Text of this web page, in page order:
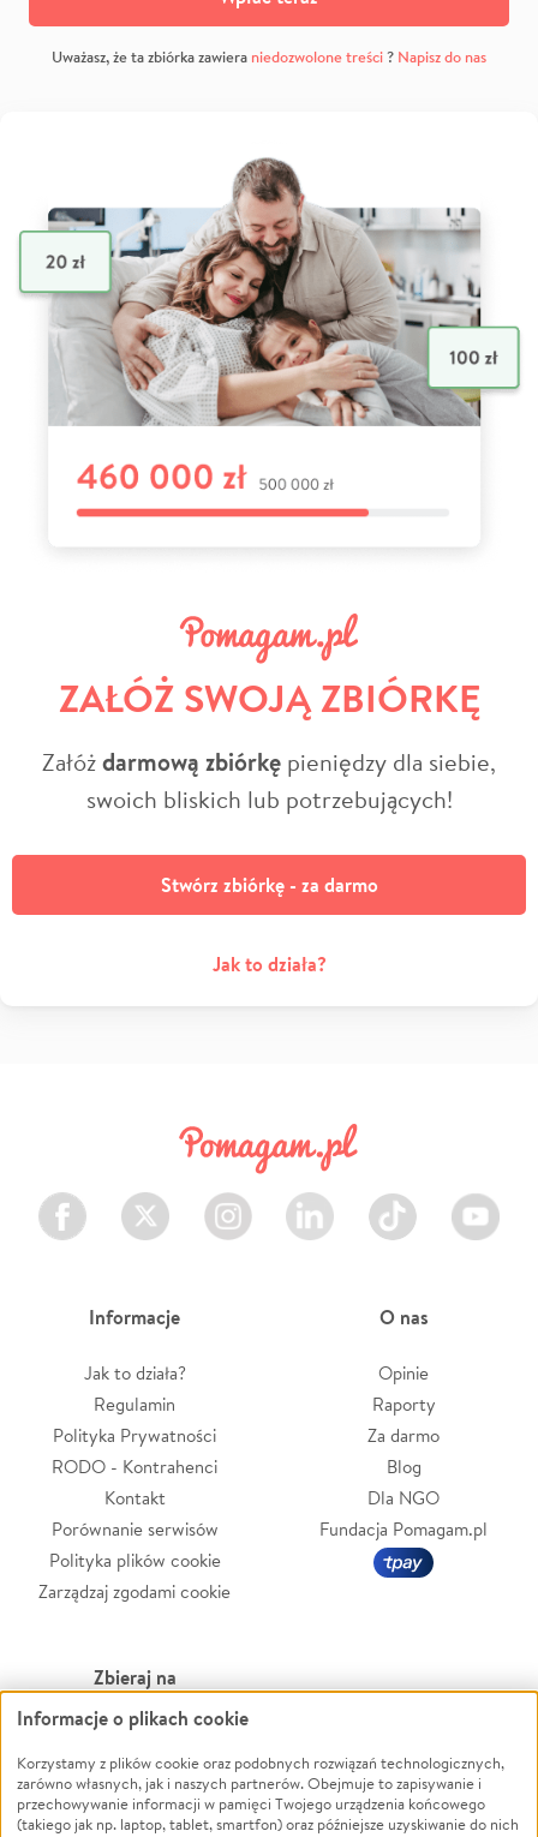
Uważasz, że ta zbiórka zawiera niedozwolone treści? Napisz do nas
ZAŁÓŻ SWOJĄ ZBIÓRKĘ
Załóżdarmową zbiórkę pieniędzy dla siebie,
swoich bliskich lub potrzebujących!
Stwórz zbiórkę - za darmo
Jak to działa?
Facebook Twitter Instagram LinkedIn TikTok Youtube
Informacje
Jak to działa?
Regulamin
Polityka Prywatności
RODO - Kontrahenci
Kontakt
Porównanie serwisów
Polityka plików cookie
Zarządzaj zgodami cookie
O nas
Opinie
Raporty
Za darmo
Blog
Dla NGO
Fundacja Pomagam.pl
Zbieraj na
Leczenie
Zwierzęta
Pożar
Ukraina
Powódź
Wichura
NGO
Informacje o plikach cookie
Korzystamy z plików cookie oraz podobnych rozwiązań technologicznych,
zarówno własnych, jak i naszych partnerów. Obejmuje to zapisywanie i
przechowywanie informacji w pamięci Twojego urządzenia końcowego
(takiego jak np. laptop, tablet, smartfon) oraz późniejsze uzyskiwanie do nich